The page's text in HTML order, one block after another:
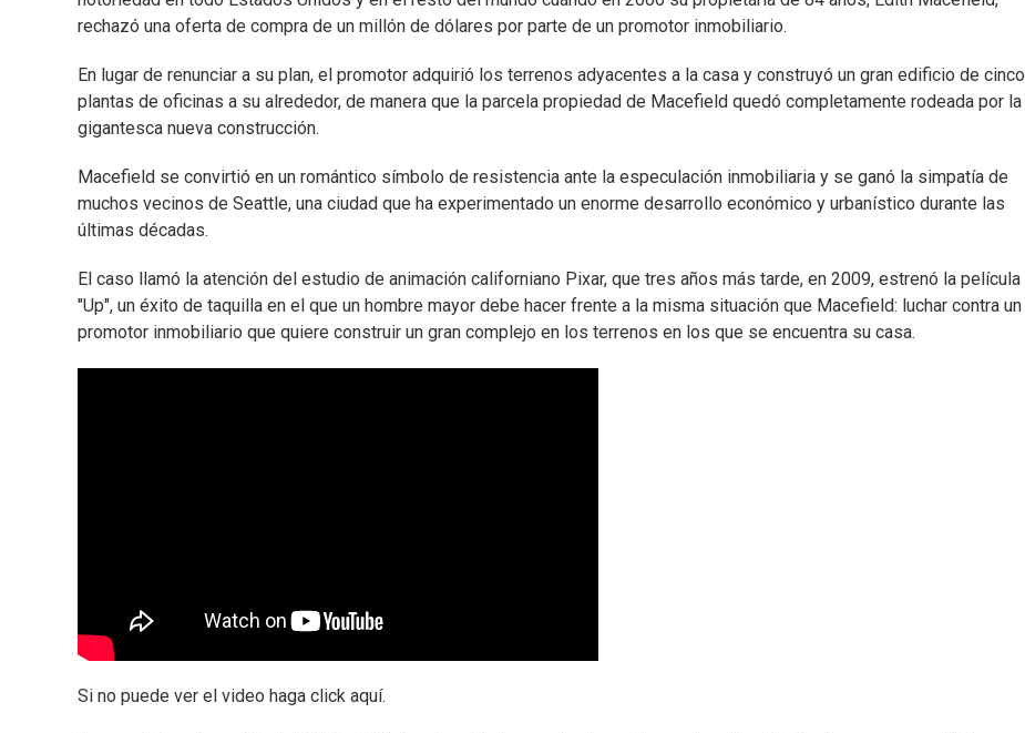
rechazó una oferta de compra de un millón de dólares por parte de un promotor inmobiliario.
En lugar de renunciar a su plan, el promotor adquirió los terrenos adyacentes a la casa y construyó un gran edificio de cinco
plantas de oficinas a su alrededor, de manera que la parcela propiedad de Macefield quedó completamente rodeada por la
gigantesca nueva construcción.
Macefield se convirtió en un romántico símbolo de resistencia ante la especulación inmobiliaria y se ganó la simpatía de
muchos vecinos de Seattle, una ciudad que ha experimentado un enorme desarrollo económico y urbanístico durante las
últimas décadas.
El caso llamó la atención del estudio de animación californiano Pixar, que tres años más tarde, en 2009, estrenó la película
"Up", un éxito de taquilla en el que un hombre mayor debe hacer frente a la misma situación que Macefield: luchar contra un
promotor inmobiliario que quiere construir un gran complejo en los terrenos en los que se encuentra su casa.
Si no puede ver el video haga click aquí.